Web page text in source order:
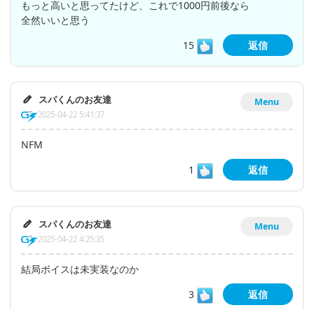
もっと高いと思ってたけど、これで1000円前後なら
全然いいと思う
15
返信
Menu
スパくんのお友達
2025-04-22 5:41:37
NFM
1
返信
Menu
スパくんのお友達
2025-04-22 4:25:35
結局ボイスは未実装なのか
3
返信